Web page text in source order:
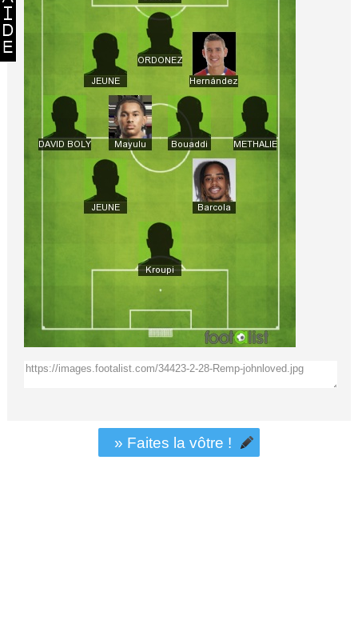
» Faites la vôtre !